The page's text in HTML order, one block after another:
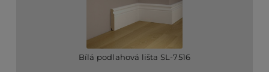
Bílá podlahová lišta SL-7516